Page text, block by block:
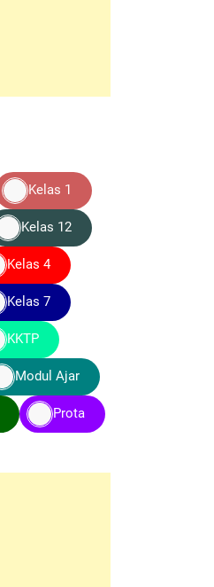
Kelas 1
Kelas 12
Kelas 4
Kelas 7
KKTP
Modul Ajar
Prota